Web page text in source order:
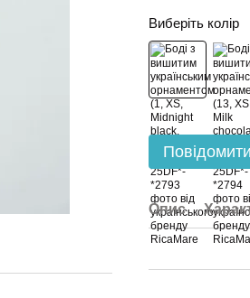
Виберіть колір
Опис